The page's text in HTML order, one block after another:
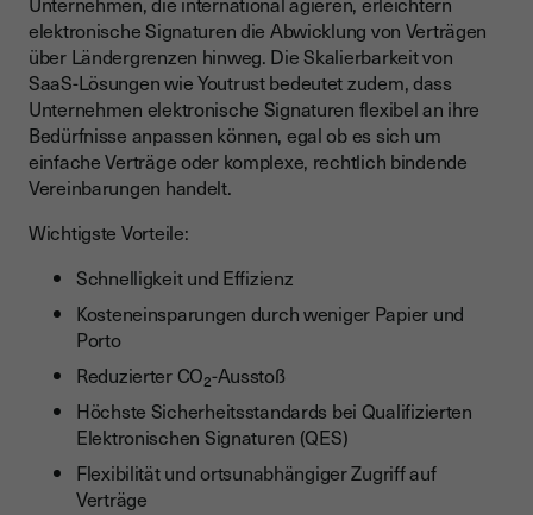
elektronische Signaturen die Abwicklung von Verträgen
über Ländergrenzen hinweg. Die Skalierbarkeit von
SaaS-Lösungen wie Youtrust bedeutet zudem, dass
Unternehmen elektronische Signaturen flexibel an ihre
Bedürfnisse anpassen können, egal ob es sich um
einfache Verträge oder komplexe, rechtlich bindende
Vereinbarungen handelt.
Wichtigste Vorteile:
Schnelligkeit und Effizienz
Kosteneinsparungen durch weniger Papier und
Porto
Reduzierter CO₂-Ausstoß
Höchste Sicherheitsstandards bei Qualifizierten
Elektronischen Signaturen (QES)
Flexibilität und ortsunabhängiger Zugriff auf
Verträge